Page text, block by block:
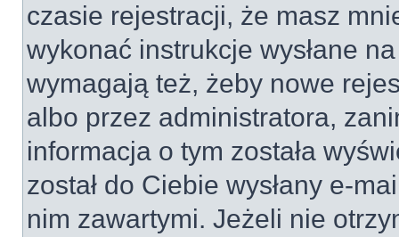
czasie rejestracji, że masz
wykonać instrukcje wysłane
wymagają też, żeby nowe
albo przez administratora,
informacja o tym została
został do Ciebie wysłany e-
nim zawartymi. Jeżeli nie